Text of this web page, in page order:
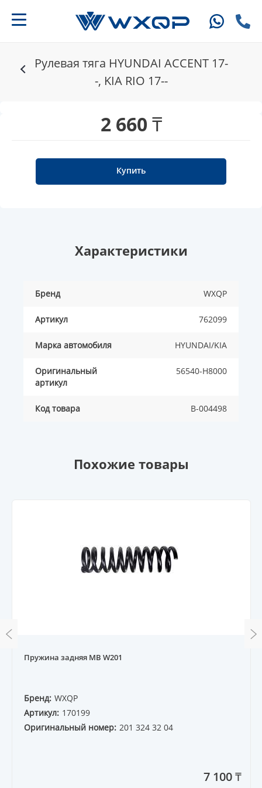
Рулевая тяга HYUNDAI ACCENT 17-
-, KIA RIO 17--
2 660 ₸
Купить
Характеристики
Бренд WXQP
Артикул 762099
Марка автомобиля HYUNDAI/KIA
Оригинальный
артикул
56540-H8000
Код товара B-004498
Похожие товары
Пружина задняя MB W201
Бренд: WXQP
Артикул: 170199
Оригинальный номер: 201 324 32 04
7 100 ₸